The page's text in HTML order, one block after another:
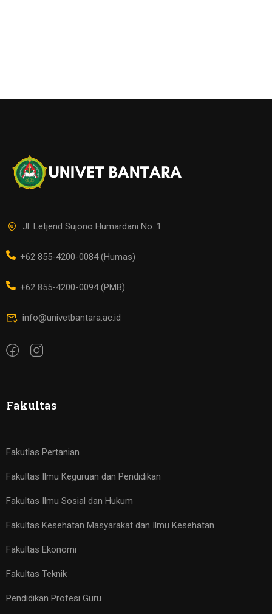
Jl. Letjend Sujono Humardani No. 1
+62 855-4200-0084 (Humas)
+62 855-4200-0094 (PMB)
info@univetbantara.ac.id
Fakultas
Fakutlas Pertanian
Fakultas Ilmu Keguruan dan Pendidikan
Fakultas Ilmu Sosial dan Hukum
Fakultas Kesehatan Masyarakat dan Ilmu Kesehatan
Fakultas Ekonomi
Fakultas Teknik
Pendidikan Profesi Guru